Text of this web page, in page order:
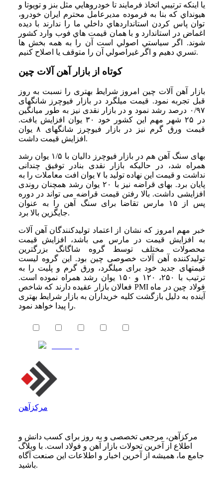
يا اينكه ترتيبي اتخاذ فرمايند تا خودروهايي مثل بنز و تويوتا و
هيونداي كه بنا به فرموده مديرعامل محترم ايران خودرو،
توان پاس كردن استانداردهاي داخلي ما را ندارند با ديده
اغماض در استاندارد و با همان قيمت هاي فوب وارد كشور
شوند. اگر سياستي اصولي است آن را به همه بخش ها
تسري دهيم و اگر غيراصولي آن را متوقف يا اصلاح كنيم.
کوتاه از بازار آهن آلات چین
بازار آهن آلات چین امروز شرایط بهتری را نسبت به روز
قبل تجربه نمود. قیمت میلگرد در بازار فیوچرز شانگهای
۰/۹۷ درصد رشد نمود و در بازار نقدی نیز به طور میانگین
در ۲۵ شهر مهم این کشور خود ۳۰ یوان افزایش یافت.
قیمت ورق گرم نیز در بازار فیوچرز شانگهای ۸ یوان
افزایش قیمت داشت.
بهای سنگ آهن هم در بازار فیوچرز دالیان با ۱/۵ یوان رشد
همراه شد، در حالیکه بازار نقدی بنادر توفیق چندانی
نداشت و قیمت این نهاده تولید با ۷ یوان افت معاملات را به
پایان برد. بهای قراضه نیز با ۲۰ یوان رشد همچنان روندی
افزایشی داشت. بالا رفتن قیمت قراضه می تواند در دوره
پس از ۱۵ مارس تقاضا برای سنگ آهن را به عنوان
جایگزین بالا برد.
خبر مهم امروز که نشان از اعتماد تولیدکنندگان آهن آلات
به افزایش قیمت در مارس می باشد، افزایش قیمت
محصولات مختلف توسط گروه شاگانگ بزرگترین
تولیدکننده آهن آلات خصوصی چین بود. این گروه لیست
قیمتهای جدید خود برای میلگرد، ورق گرم و پلیت را به
ترتیب با ۲۵۰، ۱۲۰ و ۱۵۰ یوان رشد همراه نموده است.
فعالان بازار عقیده دارند که شاخص PMI فولاد چین در ماه
آینده به دلیل بازگشت کلیه خریداران به بازار شرایط بهتری
را پیدا خواهد نمود.
مرکزآهن
مرکزآهن، مرجعی تخصصی و به روز برای کسب دانش و
اطلاع از آخرین تحولات بازار آهن و فولاد است. با وبلاگ
جامع ما، همیشه از آخرین اخبار و اطلاعات این صنعت آگاه
باشید.